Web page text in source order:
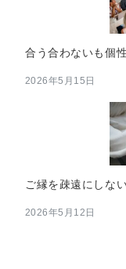
合う合わないも個性
2026年5月15日
ご縁を疎遠にしな
2026年5月12日